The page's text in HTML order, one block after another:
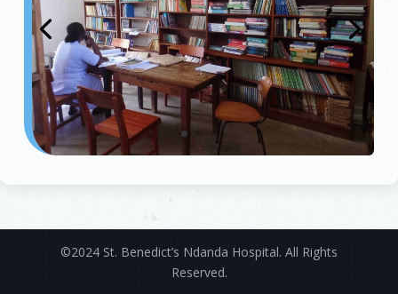
©2024 St. Benedict’s Ndanda Hospital. All Rights
Reserved.